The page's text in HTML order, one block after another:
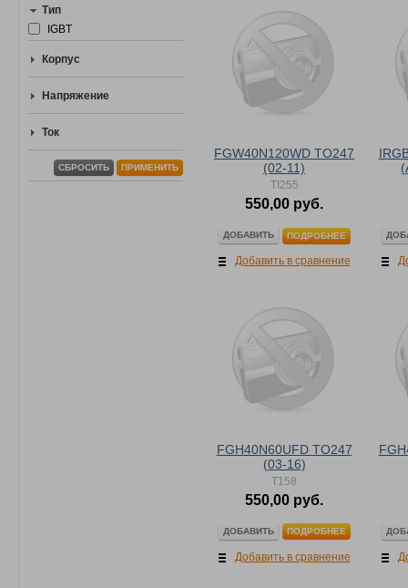
Тип
IGBT
Корпус
Напряжение
Ток
СБРОСИТЬ ПРИМЕНИТЬ
FGW40N120WD TO247
(02-11)
TI255
550,00 руб.
ДОБАВИТЬ ПОДРОБНЕЕ
Добавить в сравнение
FGH40N60UFD TO247
(03-16)
T158
550,00 руб.
ДОБАВИТЬ ПОДРОБНЕЕ
Добавить в сравнение